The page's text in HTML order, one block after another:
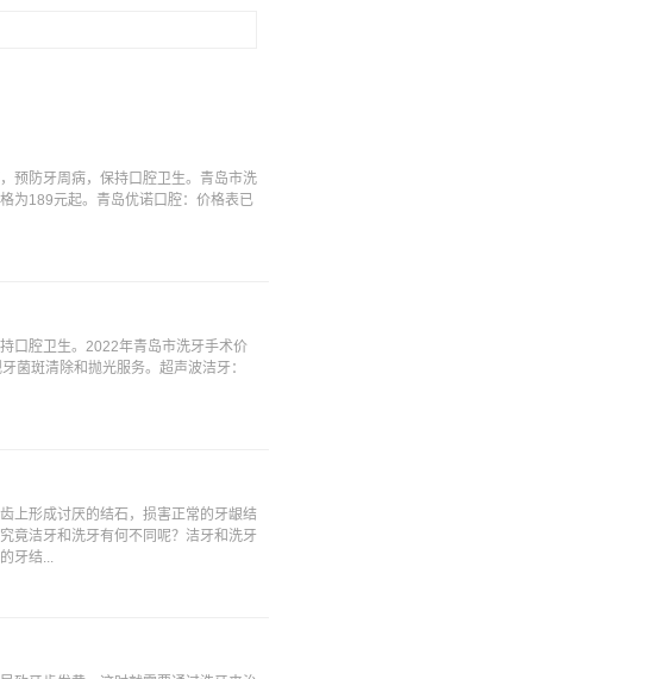
预防牙周病，保持口腔卫生。青岛市洗
为189元起。青岛优诺口腔：价格表已
口腔卫生。2022年青岛市洗牙手术价
菌斑清除和抛光服务。超声波洁牙：
上形成讨厌的结石，损害正常的牙龈结
竟洁牙和洗牙有何不同呢？洁牙和洗牙
牙结...